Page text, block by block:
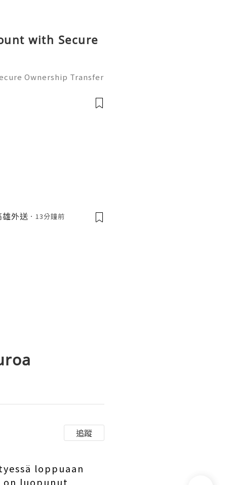
with Secure
Ownership Transfer
can open doors to smo
外送 13分鐘前
追蹤
loppuaan
on luopunut